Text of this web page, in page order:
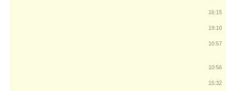
16:15
19:10
10:57
10:56
15:32